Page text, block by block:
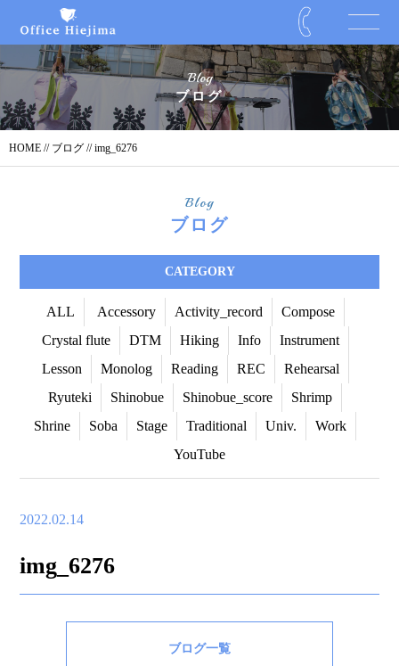
Blog
ブログ
HOME // ブログ // img_6276
Blog
ブログ
CATEGORY
ALL Accessory Activity_record
Compose
Crystal flute
DTM Hiking Info
Instrument
Lesson
Monolog Reading REC
Rehearsal
Ryuteki
Shinobue Shinobue_score
Shrimp
Shrine
Soba Stage Traditional Univ.
Work
YouTube
2022.02.14
img_6276
ブログ一覧